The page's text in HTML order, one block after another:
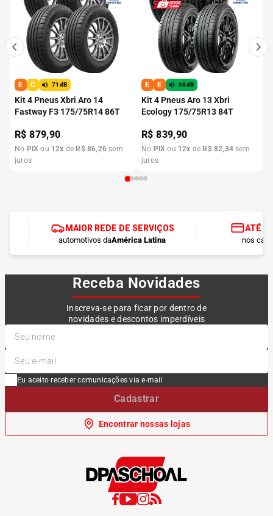
E C 71dB
Kit 4 Pneus Xbri Aro 14
Fastway F3 175/75R14 86T
R$879,90
No PIX ou 12x de R$ 86,26 sem
juros
E E 68dB
Kit 4 Pneus Aro 13 Xbri
Ecology 175/75R13 84T
R$839,90
No PIX ou 12x de R$ 82,34 sem
juros
MAIOR REDE DE SERVIÇOS
automotivos daAmérica Latina
ATÉ
nos
Receba Novidades
Inscreva-se para ficar por dentro de
novidades e descontos imperdíveis
Eu aceito receber comunicações via e-mail
Cadastrar
Encontrar nossas lojas